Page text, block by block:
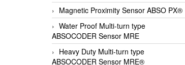
Magnetic Proximity Sensor ABSO PX®
Water Proof Multi-turn type
ABSOCODER Sensor MRE
Heavy Duty Multi-turn type
ABSOCODER Sensor MRE®